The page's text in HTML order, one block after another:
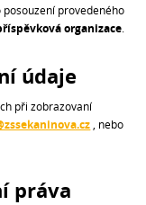
provedeného
organizace
údaje
při zobrazovaní
, nebo
práva